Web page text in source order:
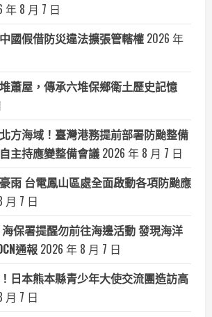
年 8 月 7 日
國假借防災違法擴張管轄權 2026 年
蕭屋，傳承六堆保鄉衛土歷史記憶
方海域！臺灣港務提前部署防颱整備
主持應變整備會議 2026 年 8 月 7 日
雨 台電鳳山區處全面啟動各項防颱應
月 7 日
保署提醒勿前往海邊活動 發現海洋
通報 2026 年 8 月 7 日
日本熊本縣青少年大使交流團造訪高
月 7 日